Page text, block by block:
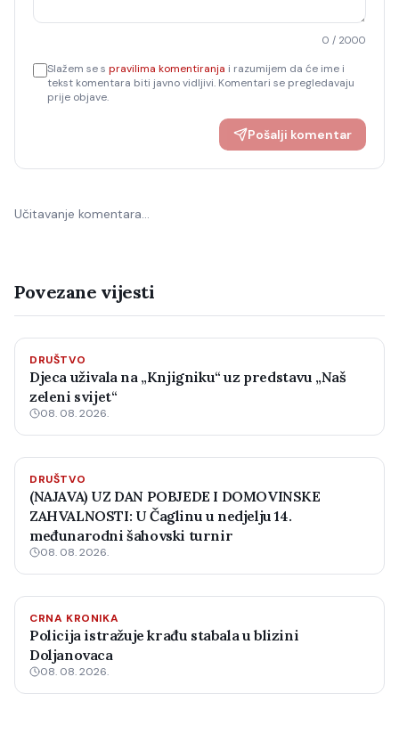
0 / 2000
Slažem se s pravilima komentiranja i razumijem da će ime i
tekst komentara biti javno vidljivi. Komentari se pregledavaju
prije objave.
Pošalji komentar
Učitavanje komentara…
Povezane vijesti
DRUŠTVO
Djeca uživala na „Knjigniku“ uz predstavu „Naš
zeleni svijet“
08. 08. 2026.
DRUŠTVO
(NAJAVA) UZ DAN POBJEDE I DOMOVINSKE
ZAHVALNOSTI: U Čaglinu u nedjelju 14.
međunarodni šahovski turnir
08. 08. 2026.
CRNA KRONIKA
Policija istražuje krađu stabala u blizini
Doljanovaca
08. 08. 2026.